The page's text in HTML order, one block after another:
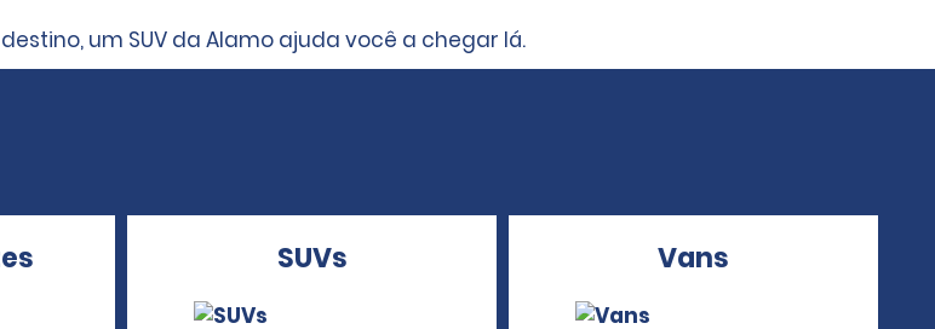
um SUV da Alamo ajuda você a chegar lá.
SUVs Vans